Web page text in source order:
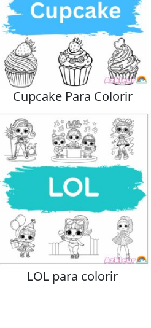
Cupcake Para Colorir
LOL para colorir